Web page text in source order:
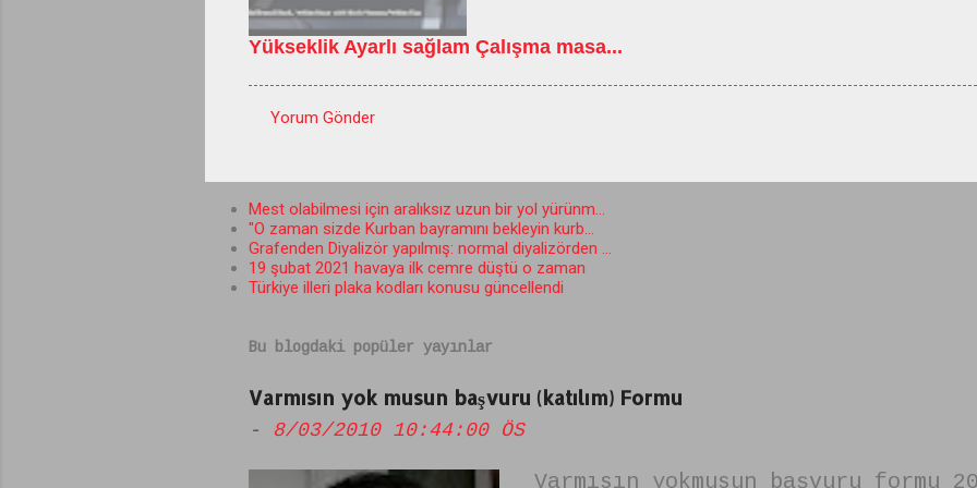
Yükseklik Ayarlı sağlam Çalışma masa...
r
u
m
l
r
Yorum Gönder
Mest olabilmesi için aralıksız uzun bir yol yürünm...
"O zaman sizde Kurban bayramını bekleyin kurb...
Grafenden Diyalizör yapılmış: normal diyalizörden ...
19 şubat 2021 havaya ilk cemre düştü o zaman
Türkiye illeri plaka kodları konusu güncellendi
Bu blogdaki popüler yayınlar
Varmısın yok musun başvuru (katılım) Formu
- 8/03/2010 10:44:00 ÖS
Varmısın yokmusun başvuru formu